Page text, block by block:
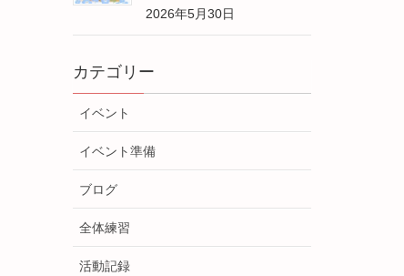
2026年5月30日
カテゴリー
イベント
イベント準備
ブログ
全体練習
活動記録